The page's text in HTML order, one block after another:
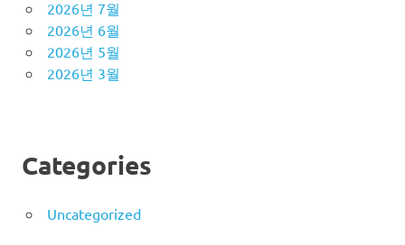
2026년 7월
2026년 6월
2026년 5월
2026년 3월
Categories
Uncategorized